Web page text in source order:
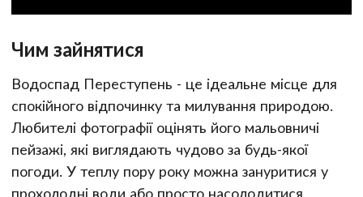
Чим зайнятися
Водоспад Переступень - це ідеальне місце для
спокійного відпочинку та милування природою.
Любителі фотографії оцінять його мальовничі
пейзажі, які виглядають чудово за будь-якої
погоди. У теплу пору року можна зануритися у
прохолодні води або просто насолодитися